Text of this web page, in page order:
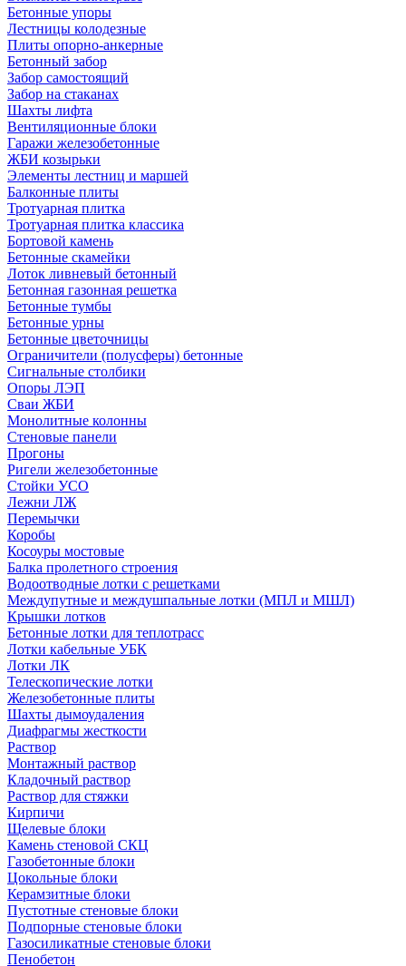
Бетонные упоры
Лестницы колодезные
Плиты опорно-анкерные
Бетонный забор
Забор самостоящий
Забор на стаканах
Шахты лифта
Вентиляционные блоки
Гаражи железобетонные
ЖБИ козырьки
Элементы лестниц и маршей
Балконные плиты
Тротуарная плитка
Тротуарная плитка классика
Бортовой камень
Бетонные скамейки
Лоток ливневый бетонный
Бетонная газонная решетка
Бетонные тумбы
Бетонные урны
Бетонные цветочницы
Ограничители (полусферы) бетонные
Сигнальные столбики
Опоры ЛЭП
Сваи ЖБИ
Монолитные колонны
Стеновые панели
Прогоны
Ригели железобетонные
Стойки УСО
Лежни ЛЖ
Перемычки
Коробы
Косоуры мостовые
Балка пролетного строения
Водоотводные лотки с решетками
Междупутные и междушпальные лотки (МПЛ и МШЛ)
Крышки лотков
Бетонные лотки для теплотрасс
Лотки кабельные УБК
Лотки ЛК
Телескопические лотки
Железобетонные плиты
Шахты дымоудаления
Диафрагмы жесткости
Раствор
Монтажный раствор
Кладочный раствор
Раствор для стяжки
Кирпичи
Щелевые блоки
Камень стеновой СКЦ
Газобетонные блоки
Цокольные блоки
Керамзитные блоки
Пустотные стеновые блоки
Подпорные стеновые блоки
Газосиликатные стеновые блоки
Пенобетон